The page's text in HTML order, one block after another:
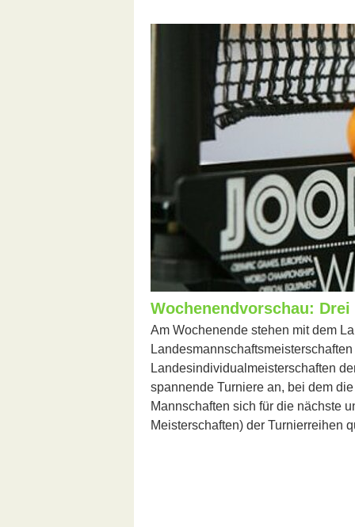
Wochenendvorschau:
Am Wochenende stehen mit dem
Landesindividualmeisterschaften
spannende Turniere an, bei dem
Mannschaften sich für die nächste
Meisterschaften) der Turnierreihen